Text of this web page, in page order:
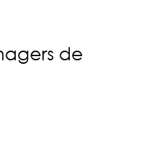
de